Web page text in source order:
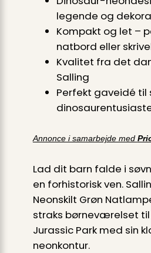
legende og
Kompakt og let –
natbord eller
Kvalitet fra det
Salling
Perfekt gaveidé til
Annonce i samarbejde med
Lad dit barn falde i
en forhistorisk ven.
Neonskilt Grøn
straks børneværelset
Jurassic Park med sin
neonkontur.